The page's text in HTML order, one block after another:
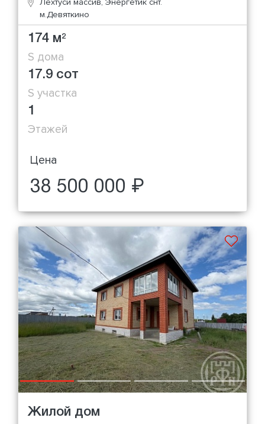
м.Девяткино
174 м2
S дома
17.9 сот
S участка
1
Этажей
Цена
38 500 000 ₽
Жилой дом